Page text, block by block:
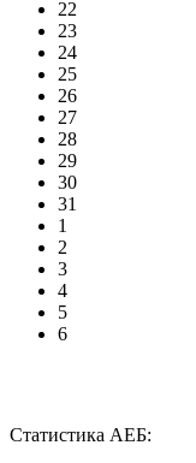
22
23
24
25
26
27
28
29
30
31
1
2
3
4
5
6
Статистика АЕБ: